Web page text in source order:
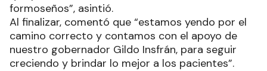
formoseños”, asintió.
Al finalizar, comentó que “estamos yendo por el
camino correcto y contamos con el apoyo de
nuestro gobernador Gildo Insfrán, para seguir
creciendo y brindar lo mejor a los pacientes”.